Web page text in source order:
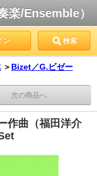
楽/Ensemble）
ン 検索
＞ Bizet／G.ビゼー
次の商品へ
作曲（福田洋介